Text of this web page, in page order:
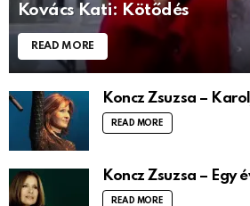
Kovács Kati: Kötődés
READ MORE
Koncz Zsuzsa –
READ MORE
Koncz Zsuzsa – Egy
READ MORE